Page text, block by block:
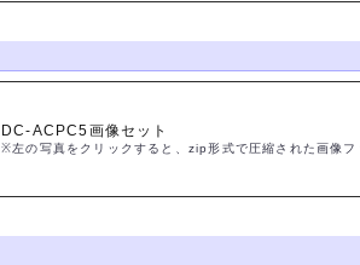
DC-ACPC5画像セット
※左の写真をクリックすると、zip形式で圧縮された画像フ